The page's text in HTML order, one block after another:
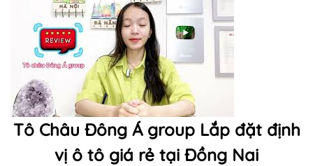
Tô Châu Đông Á group Lắp đặt định
vị ô tô giá rẻ tại Đồng Nai